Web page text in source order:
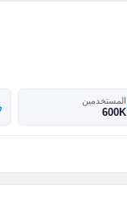
المستخدمين
600K